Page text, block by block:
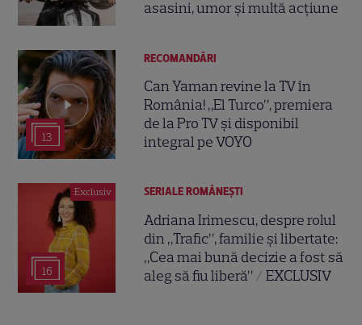
asasini, umor și multă acțiune
13
RECOMANDĂRI
Can Yaman revine la TV în
România! „El Turco”, premiera
de la Pro TV și disponibil
integral pe VOYO
Exclusiv
16
SERIALE ROMÂNEŞTI
Adriana Irimescu, despre rolul
din „Trafic”, familie și libertate:
„Cea mai bună decizie a fost să
aleg să fiu liberă” / EXCLUSIV